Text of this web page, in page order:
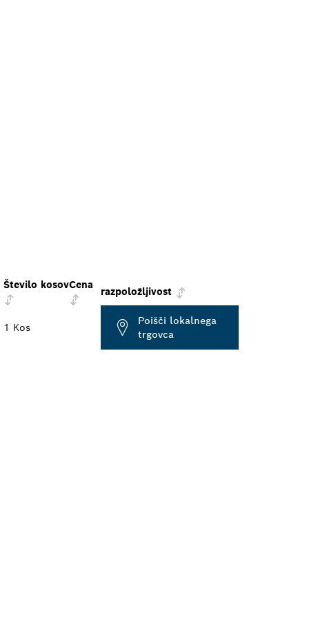
Število kosovCena
razpoložljivost
1 Kos
Poišči lokalnega
trgovca